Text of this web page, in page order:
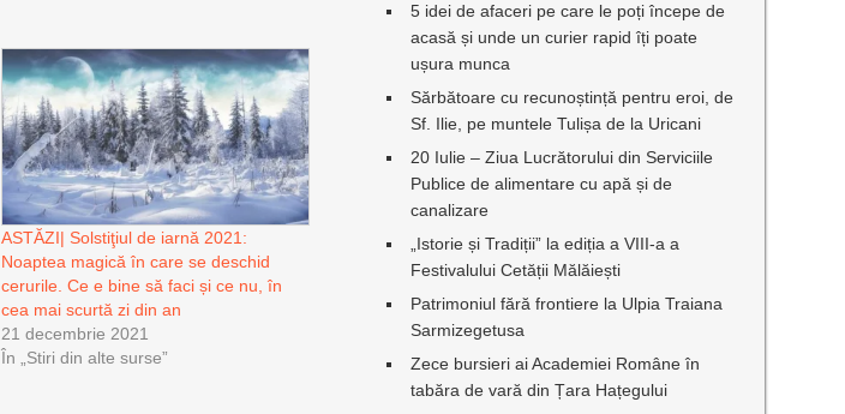
ASTĂZI| Solstiţiul de iarnă 2021:
Noaptea magică în care se deschid
cerurile. Ce e bine să faci și ce nu, în
cea mai scurtă zi din an
21 decembrie 2021
În „Stiri din alte surse”
5 idei de afaceri pe care le poți începe de
acasă și unde un curier rapid îți poate
ușura munca
Sărbătoare cu recunoștință pentru eroi, de
Sf. Ilie, pe muntele Tulișa de la Uricani
20 Iulie – Ziua Lucrătorului din Serviciile
Publice de alimentare cu apă și de
canalizare
„Istorie și Tradiții” la ediția a VIII-a a
Festivalului Cetății Mălăiești
Patrimoniul fără frontiere la Ulpia Traiana
Sarmizegetusa
Zece bursieri ai Academiei Române în
tabăra de vară din Țara Hațegului